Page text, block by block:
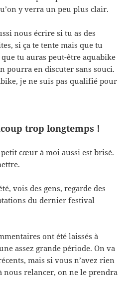
y verra un peu plus clair.
nous écrire si tu as des
si ça te tente mais que tu
que tu auras peut-être aquabike
pourra en discuter sans souci.
je ne suis pas qualifié pour
trop longtemps !
petit cœur à moi aussi est brisé.
vois des gens, regarde des
du dernier festival
ont été laissés à
assez grande période. On va
mais si vous n’avez rien
nous relancer, on ne le prendra